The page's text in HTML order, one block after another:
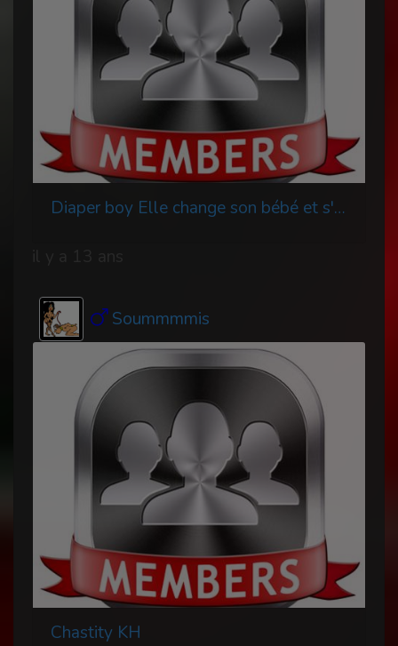
Diaper boy Elle change son bébé et s'amuse
Soummmmis
Chastity KH